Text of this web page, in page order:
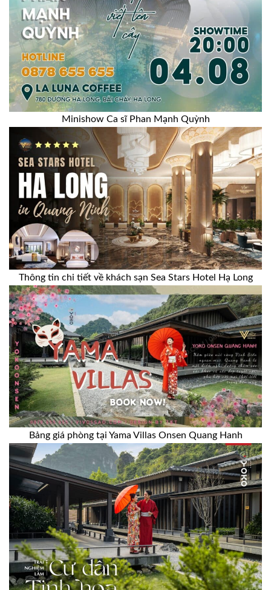
Minishow Ca sĩ Phan Mạnh Quỳnh
Thông tin chi tiết về khách sạn Sea Stars Hotel Hạ Long
Bảng giá phòng tại Yama Villas Onsen Quang Hanh